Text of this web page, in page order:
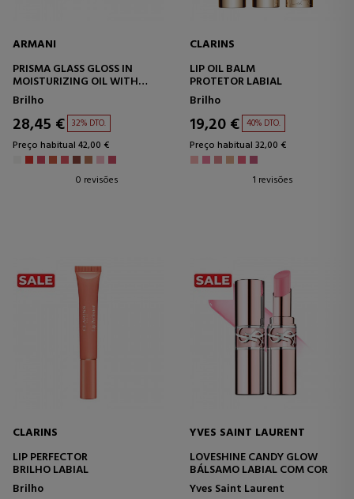
ARMANI
PRISMA GLASS GLOSS IN
MOISTURIZING OIL WITH
MIRROR EFFECT SHINE
Brilho
28,45 € 32% DTO.
Preço habitual 42,00 €
0 revisões
CLARINS
LIP OIL BALM
PROTETOR LABIAL
Brilho
19,20 € 40% DTO.
Preço habitual 32,00 €
1 revisões
CLARINS
LIP PERFECTOR
BRILHO LABIAL
Brilho
YVES SAINT LAURENT
LOVESHINE CANDY GLOW
BÁLSAMO LABIAL COM COR
Yves Saint Laurent